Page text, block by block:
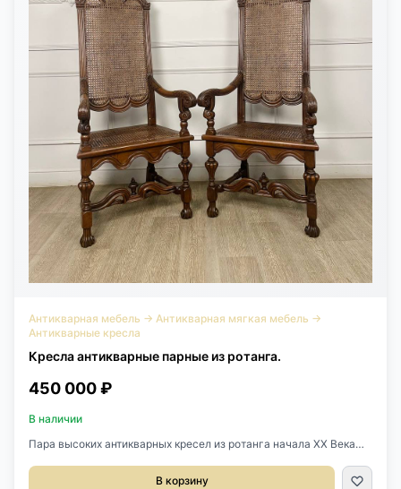
Антикварная мебель → Антикварная мягкая мебель →
Антикварные кресла
Кресла антикварные парные из ротанга.
450 000 ₽
В наличии
Пара высоких антикварных кресел из ротанга начала XX Века
62х56х144h см.
В корзину